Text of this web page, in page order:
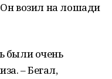
Он возил на лошади
были очень
– Бегал,